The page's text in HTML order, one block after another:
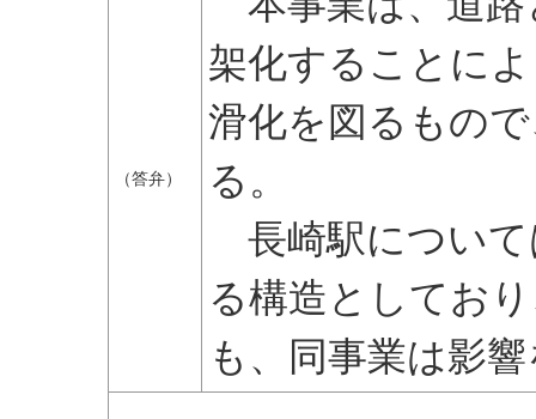
（答弁）
架化することに
滑化を図るもの
る。
長崎駅について
る構造としてお
も、同事業は影